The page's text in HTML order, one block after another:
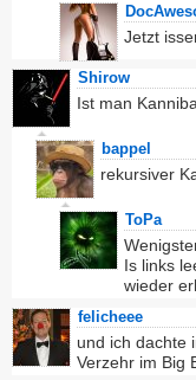
Jetzt
Shirow
Ist man
bappel
rekursiver
ToPa
Is links
wieder
felicheee
und ich dachte
Verzehr im Big